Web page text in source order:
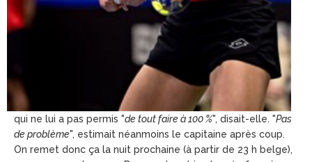
qui ne lui a pas permis "de tout faire à 100 %", disait-elle. "Pas
de problème", estimait néanmoins le capitaine après coup.
On remet donc ça la nuit prochaine (à partir de 23 h belge),